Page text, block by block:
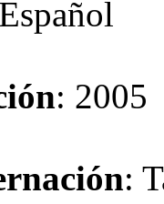
: 2005
: